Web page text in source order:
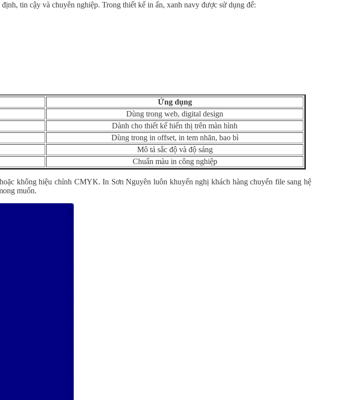
tin cậy và chuyên nghiệp. Trong thiết kế in ấn, xanh navy được sử dụng để:
Ứng dụng
Dùng trong web, digital design
Dành cho thiết kế hiển thị trên màn hình
Dùng trong in offset, in tem nhãn, bao bì
Mô tả sắc độ và độ sáng
Chuẩn màu in công nghiệp
không hiệu chỉnh CMYK. In Sơn Nguyên luôn khuyến nghị khách hàng chuyển file sang hệ
muốn.